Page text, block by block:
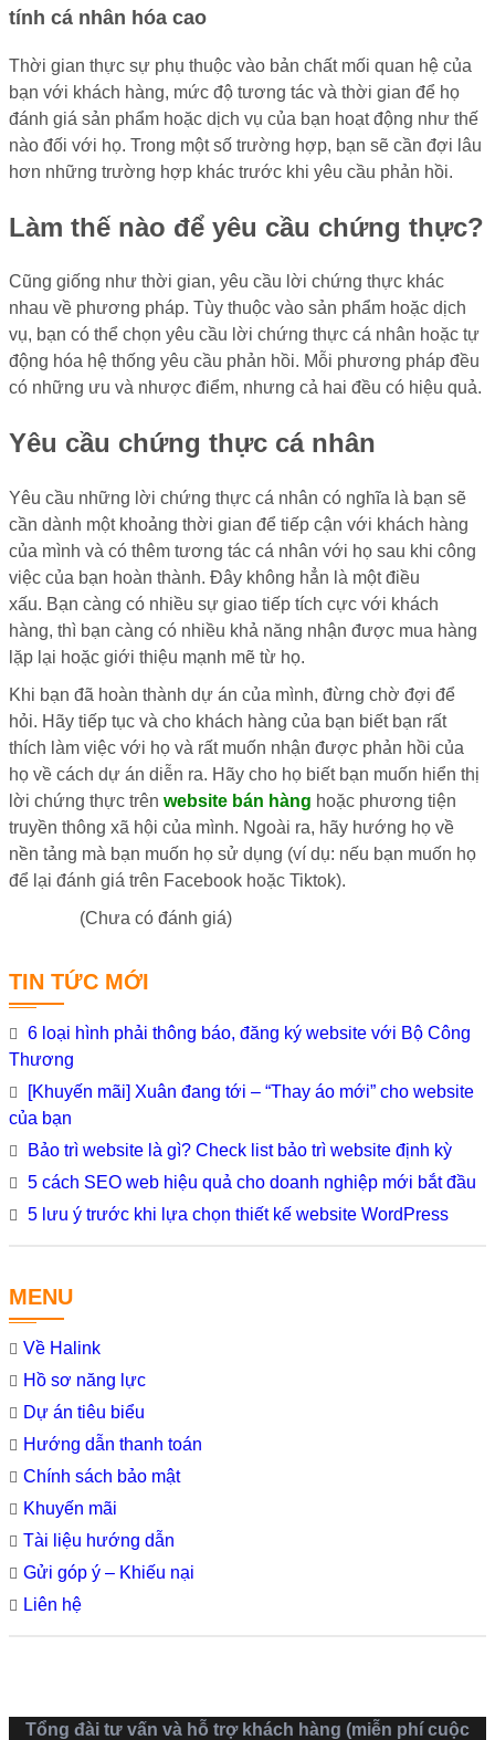
TIN TỨC MỚI
6 loại hình phải thông báo, đăng ký website với Bộ Công
Thương
[Khuyến mãi] Xuân đang tới – “Thay áo mới” cho website
của bạn
Bảo trì website là gì? Check list bảo trì website định kỳ
5 cách SEO web hiệu quả cho doanh nghiệp mới bắt đầu
5 lưu ý trước khi lựa chọn thiết kế website WordPress
MENU
Về Halink
Hồ sơ năng lực
Dự án tiêu biểu
Hướng dẫn thanh toán
Chính sách bảo mật
Khuyến mãi
Tài liệu hướng dẫn
Gửi góp ý – Khiếu nại
Liên hệ
tính cá nhân hóa cao
Thời gian thực sự phụ thuộc vào bản chất mối quan hệ của
bạn với khách hàng, mức độ tương tác và thời gian để họ
đánh giá sản phẩm hoặc dịch vụ của bạn hoạt động như thế
nào đối với họ. Trong một số trường hợp, bạn sẽ cần đợi lâu
hơn những trường hợp khác trước khi yêu cầu phản hồi.
Làm thế nào để yêu cầu chứng thực?
Cũng giống như thời gian, yêu cầu lời chứng thực khác
nhau về phương pháp. Tùy thuộc vào sản phẩm hoặc dịch
vụ, bạn có thể chọn yêu cầu lời chứng thực cá nhân hoặc tự
động hóa hệ thống yêu cầu phản hồi. Mỗi phương pháp đều
có những ưu và nhược điểm, nhưng cả hai đều có hiệu quả.
Yêu cầu chứng thực cá nhân
Yêu cầu những lời chứng thực cá nhân có nghĩa là bạn sẽ
cần dành một khoảng thời gian để tiếp cận với khách hàng
của mình và có thêm tương tác cá nhân với họ sau khi công
việc của bạn hoàn thành. Đây không hẳn là một điều
xấu. Bạn càng có nhiều sự giao tiếp tích cực với khách
hàng, thì bạn càng có nhiều khả năng nhận được mua hàng
lặp lại hoặc giới thiệu mạnh mẽ từ họ.
Khi bạn đã hoàn thành dự án của mình, đừng chờ đợi để
hỏi. Hãy tiếp tục và cho khách hàng của bạn biết bạn rất
thích làm việc với họ và rất muốn nhận được phản hồi của
họ về cách dự án diễn ra. Hãy cho họ biết bạn muốn hiển thị
lời chứng thực trên website bán hàng hoặc phương tiện
truyền thông xã hội của mình. Ngoài ra, hãy hướng họ về
nền tảng mà bạn muốn họ sử dụng (ví dụ: nếu bạn muốn họ
để lại đánh giá trên Facebook hoặc Tiktok).
(Chưa có đánh giá)
Tổng đài tư vấn và hỗ trợ khách hàng (miễn phí cuộc